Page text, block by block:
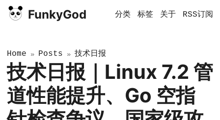
FunkyGod 分类 标签 关于 RSS订阅
Home » Posts » 技术日报
技术日报｜Linux 7.2 管
道性能提升、Go 空指